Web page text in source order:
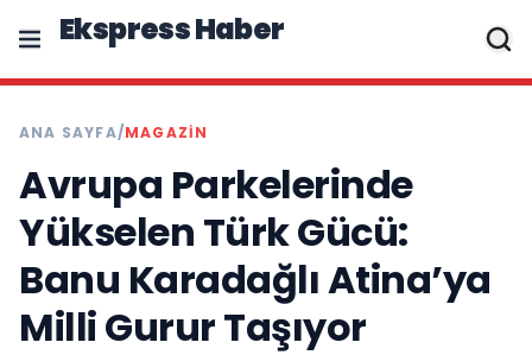
Ekspress Haber
ANA SAYFA/MAGAZIN
Avrupa Parkelerinde
Yükselen Türk Gücü:
Banu Karadağlı Atina’ya
Milli Gurur Taşıyor